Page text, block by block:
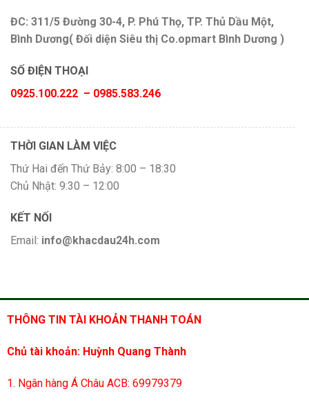
ĐC: 311/5 Đường 30-4, P. Phú Thọ, TP. Thủ Dầu Một,
Bình Dương( Đối diện Siêu thị Co.opmart Bình Dương )
SỐ ĐIỆN THOẠI
0925.100.222 – 0985.583.246
THỜI GIAN LÀM VIỆC
Thứ Hai đến Thứ Bảy: 8:00 – 18:30
Chủ Nhật: 9:30 – 12:00
KẾT NỐI
Email: info@khacdau24h.com
THÔNG TIN TÀI KHOẢN THANH TOÁN
Chủ tài khoản: Huỳnh Quang Thành
1. Ngân hàng Á Châu ACB: 69979379